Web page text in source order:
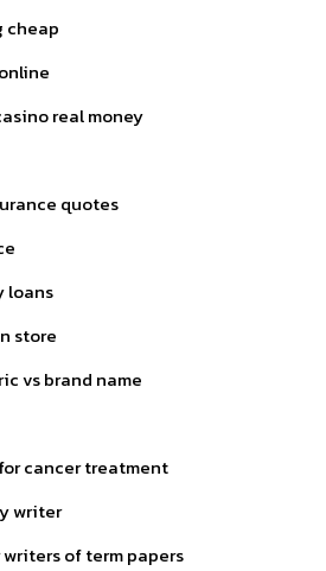
cheap
real money
quotes
loans
store
vs brand name
cancer treatment
writer
of term papers